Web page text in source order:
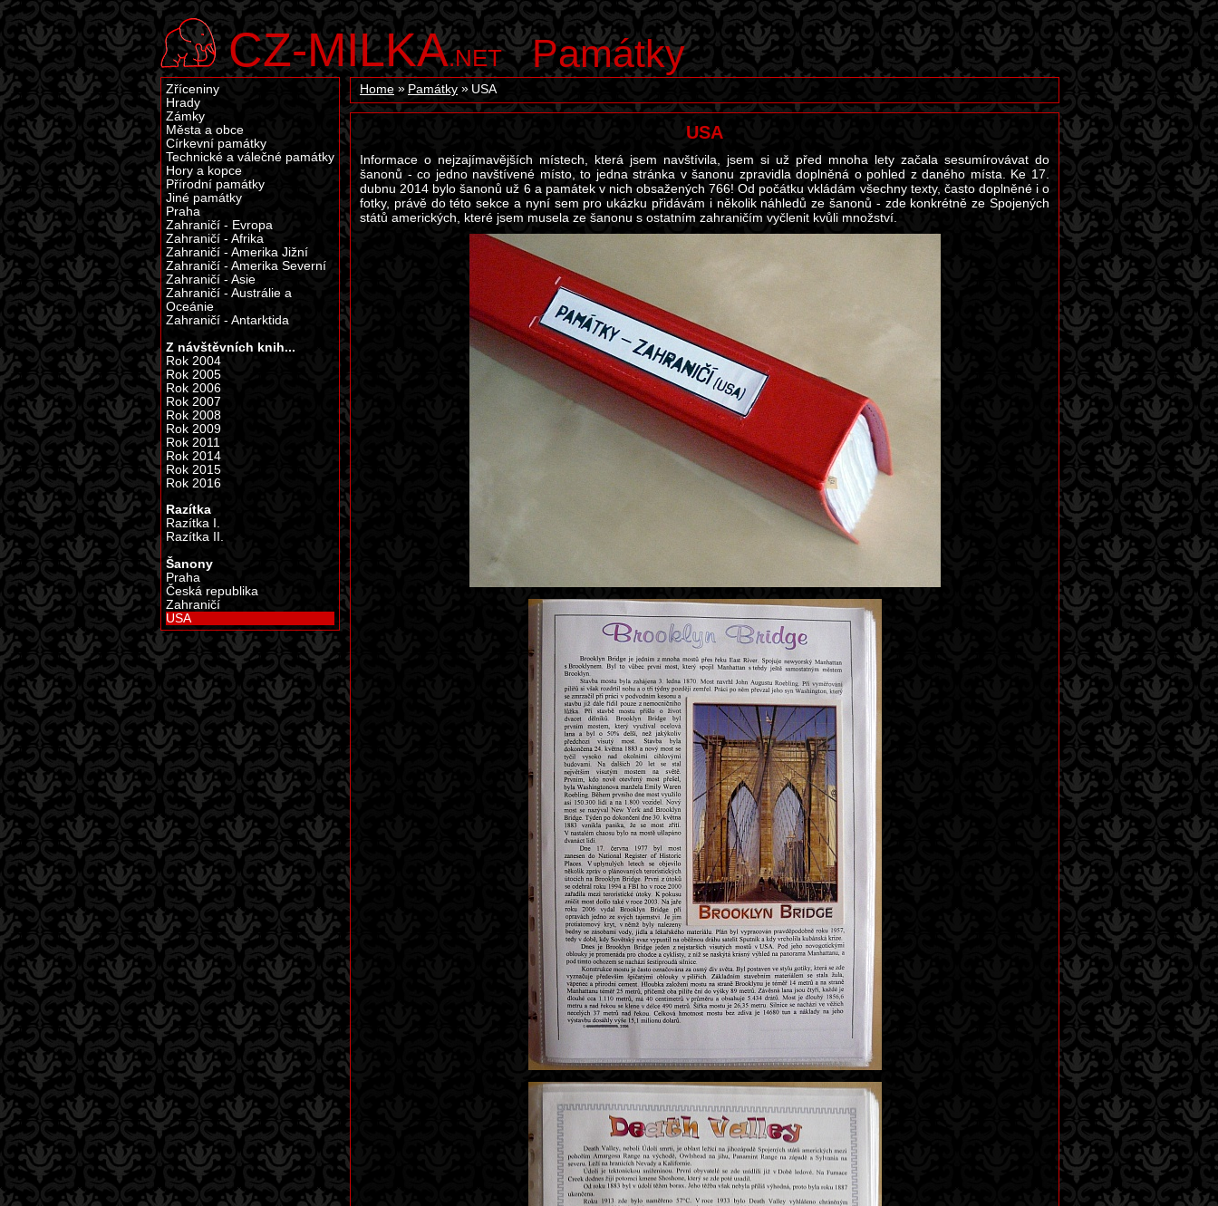
CZ-MILKA.NET Památky
Home Památky USA
USA
Informace o nejzajímavějších místech, která jsem navštívila, jsem si už před mnoha lety začala sesumírovávat do
šanonů - co jedno navštívené místo, to jedna stránka v šanonu zpravidla doplněná o pohled z daného místa. Ke 17.
dubnu 2014 bylo šanonů už 6 a památek v nich obsažených 766! Od počátku vkládám všechny texty, často doplněné i o
fotky, právě do této sekce a nyní sem pro ukázku přidávám i několik náhledů ze šanonů - zde konkrétně ze Spojených
států amerických, které jsem musela ze šanonu s ostatním zahraničím vyčlenit kvůli množství.
Zříceniny
Hrady
Zámky
Města a obce
Církevní památky
Technické a válečné památky
Hory a kopce
Přírodní památky
Jiné památky
Praha
Zahraničí - Evropa
Zahraničí - Afrika
Zahraničí - Amerika Jižní
Zahraničí - Amerika Severní
Zahraničí - Asie
Zahraničí - Austrálie a
Oceánie
Zahraničí - Antarktida
Z návštěvních knih...
Rok 2004
Rok 2005
Rok 2006
Rok 2007
Rok 2008
Rok 2009
Rok 2011
Rok 2014
Rok 2015
Rok 2016
Razítka
Razítka I.
Razítka II.
Šanony
Praha
Česká republika
Zahraničí
USA